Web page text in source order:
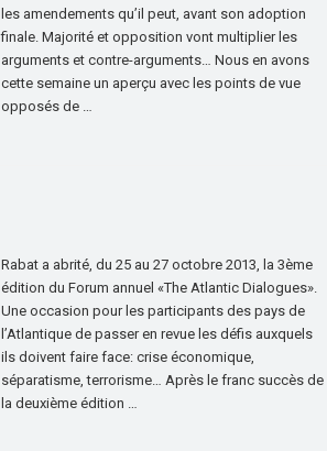
les amendements qu’il peut, avant son adoption
finale. Majorité et opposition vont multiplier les
arguments et contre-arguments… Nous en avons
cette semaine un aperçu avec les points de vue
opposés de …
Rabat a abrité, du 25 au 27 octobre 2013, la 3ème
édition du Forum annuel «The Atlantic Dialogues».
Une occasion pour les participants des pays de
l’Atlantique de passer en revue les défis auxquels
ils doivent faire face: crise économique,
séparatisme, terrorisme… Après le franc succès de
la deuxième édition …